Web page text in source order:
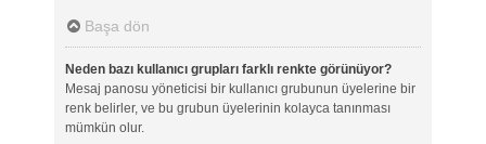
Başa dön
Neden bazı kullanıcı grupları farklı renkte görünüyor?
Mesaj panosu yöneticisi bir kullanıcı grubunun üyelerine bir
renk belirler, ve bu grubun üyelerinin kolayca tanınması
mümkün olur.